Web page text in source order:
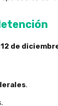
de
.